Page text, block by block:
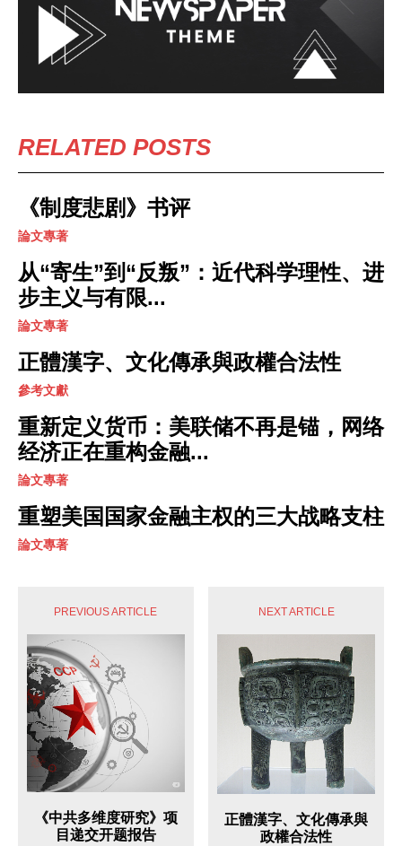
RELATED POSTS
《制度悲剧》书评
論文專著
从“寄生”到“反叛”：近代科学理性、进
步主义与有限...
論文專著
正體漢字、文化傳承與政權合法性
參考文獻
重新定义货币：美联储不再是锚，网络
经济正在重构金融...
論文專著
重塑美国国家金融主权的三大战略支柱
論文專著
PREVIOUS ARTICLE
《中共多维度研究》项
目递交开题报告
NEXT ARTICLE
正體漢字、文化傳承與
政權合法性